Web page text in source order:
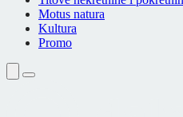
Motus natura
Kultura
Promo